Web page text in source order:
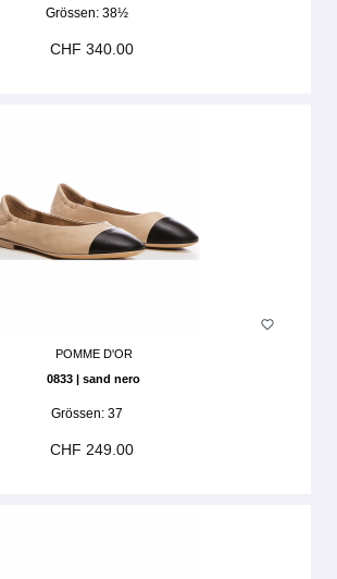
Grössen: 38½
CHF 340.00
POMME D'OR
0833 | sand nero
Grössen: 37
CHF 249.00